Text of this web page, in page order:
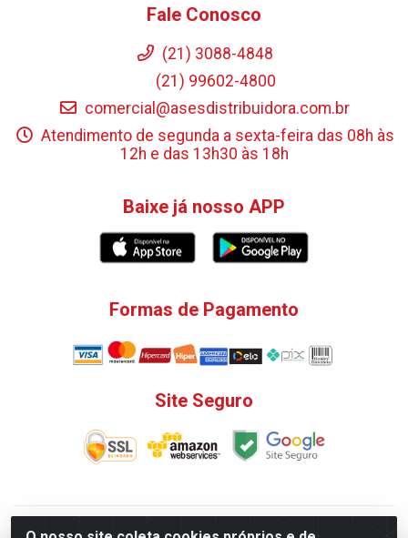
Fale Conosco
(21) 3088-4848
(21) 99602-4800
comercial@asesdistribuidora.com.br
Atendimento de segunda a sexta-feira das 08h às
12h e das 13h30 às 18h
Baixe já nosso APP
Formas de Pagamento
Site Seguro
V. C. Ferragens LTDA - Rua do Matoso, 132 - Praça da